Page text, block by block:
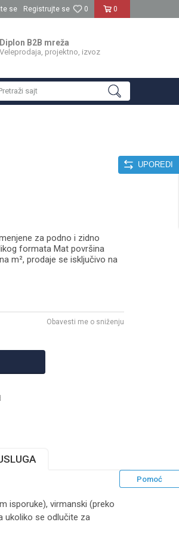
0
0
se Registrujte se
Diplon B2B mreža
Veleprodaja, projektno, izvoz
sajt
UPOREDI
za podno i zidno
formata Mat površina
m², prodaje se isključivo na
Obavesti me o sniženju
Pomoć
isporuke), virmanski (preko
ukoliko se odlučite za